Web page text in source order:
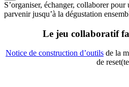
S’organiser, échanger, collaborer pour
parvenir jusqu’à la dégustation
Le jeu collaboratif
Notice de construction d’outils de la
de